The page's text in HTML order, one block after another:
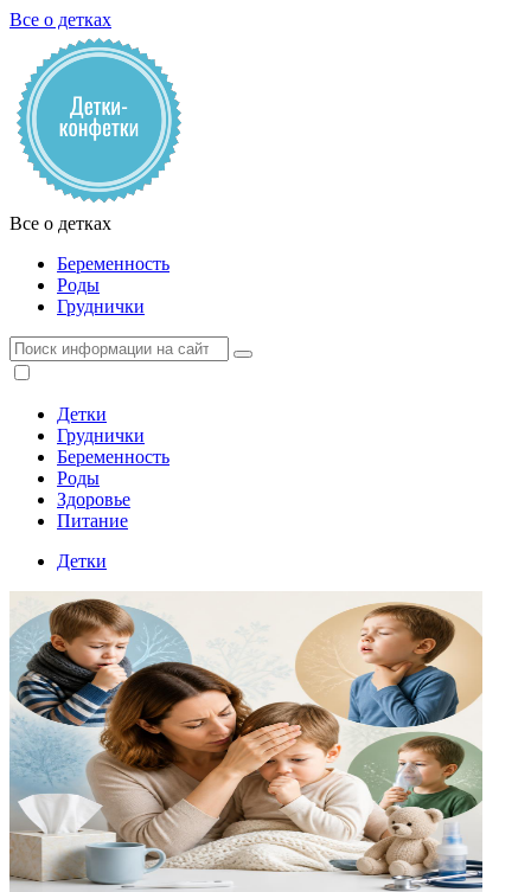
Все о детках
Все о детках
Беременность
Роды
Груднички
Детки
Груднички
Беременность
Роды
Здоровье
Питание
Детки